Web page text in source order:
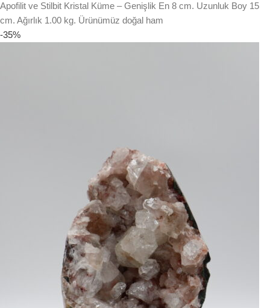
Apofilit ve Stilbit Kristal Küme – Genişlik En 8 cm. Uzunluk Boy 15
cm. Ağırlık 1.00 kg. Ürünümüz doğal ham
-35%